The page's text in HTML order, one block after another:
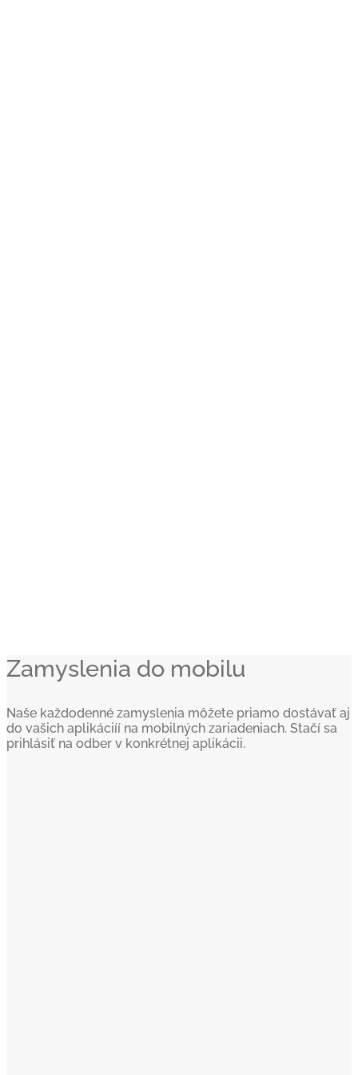
Zamyslenia do mobilu
Naše každodenné zamyslenia môžete priamo dostávať aj
do vašich aplikáciíí na mobilných zariadeniach. Stačí sa
prihlásiť na odber v konkrétnej aplikácii.